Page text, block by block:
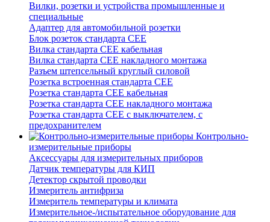
Вилки, розетки и устройства промышленные и
специальные
Адаптер для автомобильной розетки
Блок розеток стандарта CEE
Вилка стандарта CEE кабельная
Вилка стандарта CEE накладного монтажа
Разъем штепсельный круглый силовой
Розетка встроенная стандарта CEE
Розетка стандарта СЕЕ кабельная
Розетка стандарта СЕЕ накладного монтажа
Розетка стандарта СЕЕ с выключателем, с
предохранителем
Контрольно-
измерительные приборы
Аксессуары для измерительных приборов
Датчик температуры для КИП
Детектор скрытой проводки
Измеритель антифриза
Измеритель температуры и климата
Измерительное-/испытательное оборудование для